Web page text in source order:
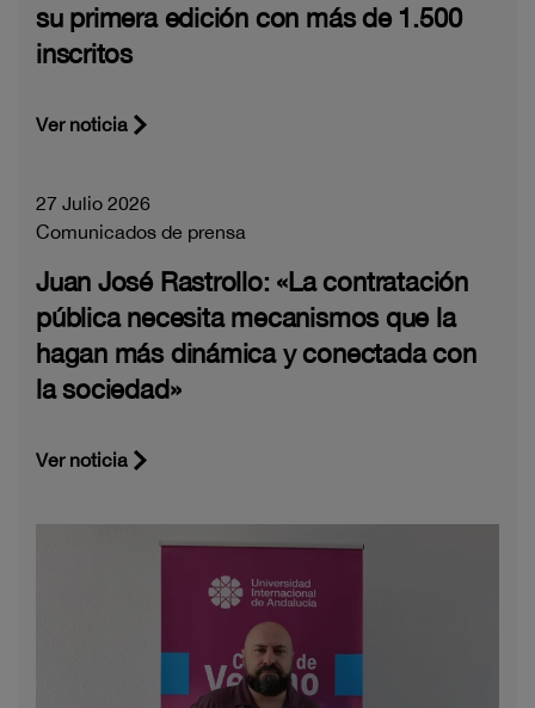
su primera edición con más de 1.500
inscritos
Ver noticia
27 Julio 2026
Comunicados de prensa
Juan José Rastrollo: «La contratación
pública necesita mecanismos que la
hagan más dinámica y conectada con
la sociedad»
Ver noticia